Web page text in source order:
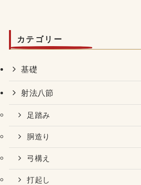
カテゴリー
基礎
射法八節
足踏み
胴造り
弓構え
打起し